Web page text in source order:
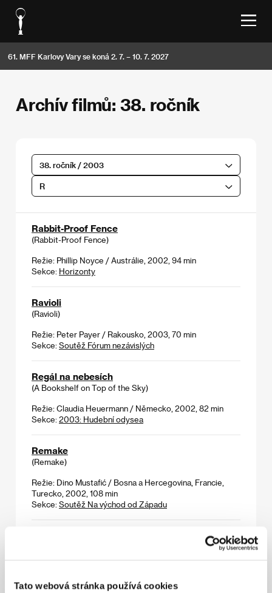
Tato webová stránka používá cookies
61. MFF Karlovy Vary se koná 2. 7. – 10. 7. 2027
Archív filmů: 38. ročník
38. ročník / 2003
R
Rabbit-Proof Fence
(Rabbit-Proof Fence)
Režie: Phillip Noyce / Austrálie, 2002, 94 min
Sekce: Horizonty
Ravioli
(Ravioli)
Režie: Peter Payer / Rakousko, 2003, 70 min
Sekce: Soutěž Fórum nezávislých
Regál na nebesích
(A Bookshelf on Top of the Sky)
Režie: Claudia Heuermann / Německo, 2002, 82 min
Sekce: 2003: Hudební odysea
Remake
(Remake)
Režie: Dino Mustafić / Bosna a Hercegovina, Francie,
Turecko, 2002, 108 min
Sekce: Soutěž Na východ od Západu